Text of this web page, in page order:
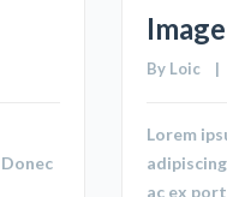
By Loic
Lorem
ac ex